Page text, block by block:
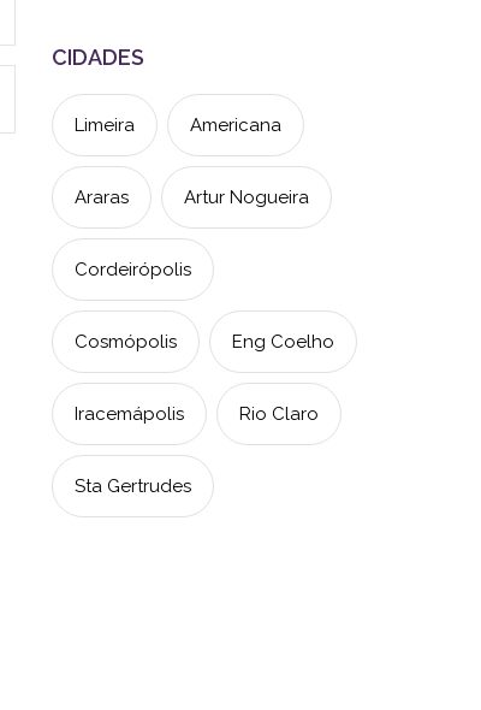
CIDADES
Limeira Americana
Araras Artur Nogueira
Cordeirópolis
Cosmópolis Eng Coelho
Iracemápolis Rio Claro
Sta Gertrudes